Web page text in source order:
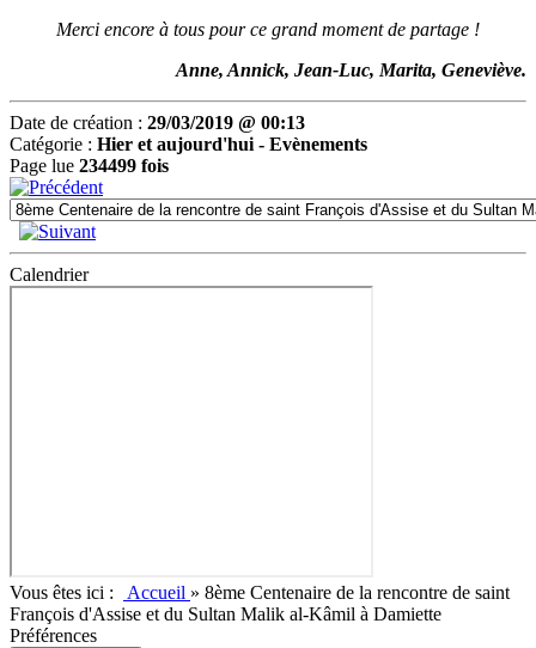
Merci encore à tous pour ce grand moment de partage !
Anne, Annick, Jean-Luc, Marita, Geneviève.
Date de création : 29/03/2019 @ 00:13
Catégorie : Hier et aujourd'hui - Evènements
Page lue 234499 fois
Calendrier
Vous êtes ici : Accueil » 8ème Centenaire de la rencontre de saint
François d'Assise et du Sultan Malik al-Kâmil à Damiette
Préférences